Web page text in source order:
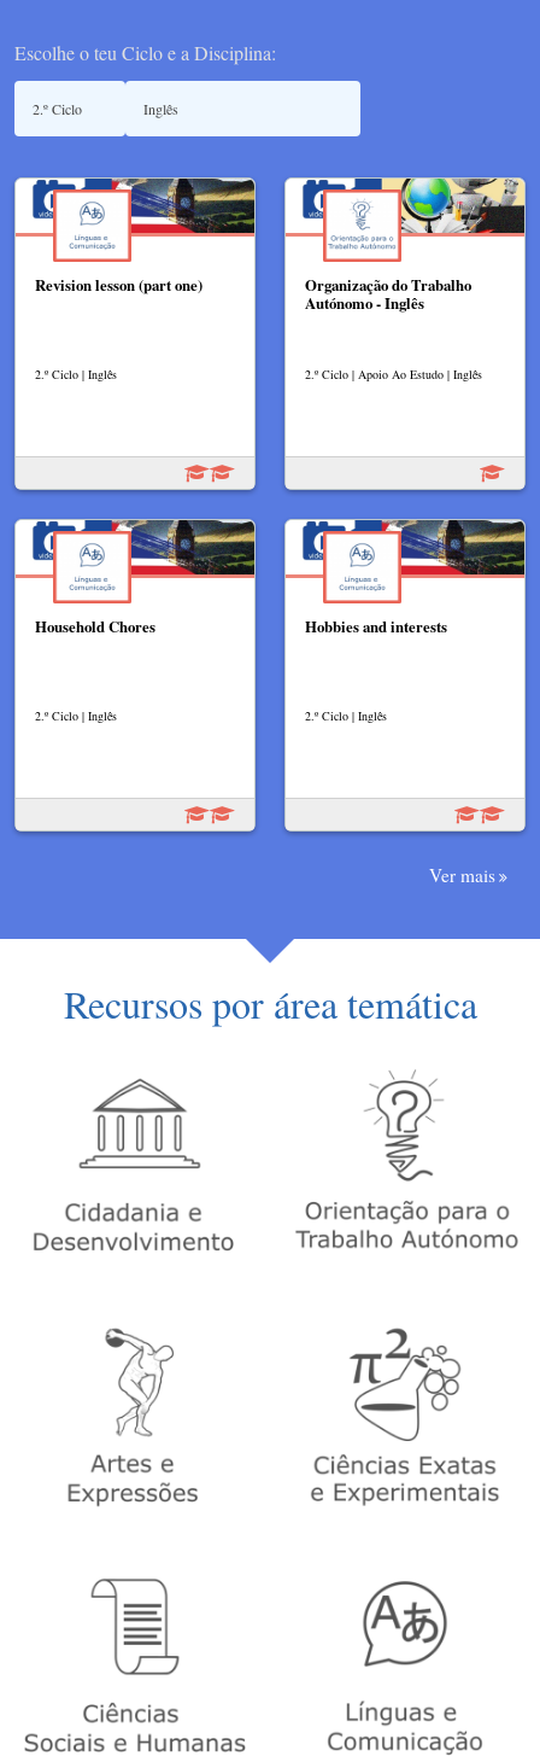
Escolhe o teu Ciclo e a Disciplina:
Revision lesson (part one)
2.º Ciclo | Inglês
Organização do Trabalho
Autónomo - Inglês
2.º Ciclo | Apoio Ao Estudo | Inglês
Household Chores
2.º Ciclo | Inglês
Hobbies and interests
2.º Ciclo | Inglês
Ver mais
Recursos por área temática